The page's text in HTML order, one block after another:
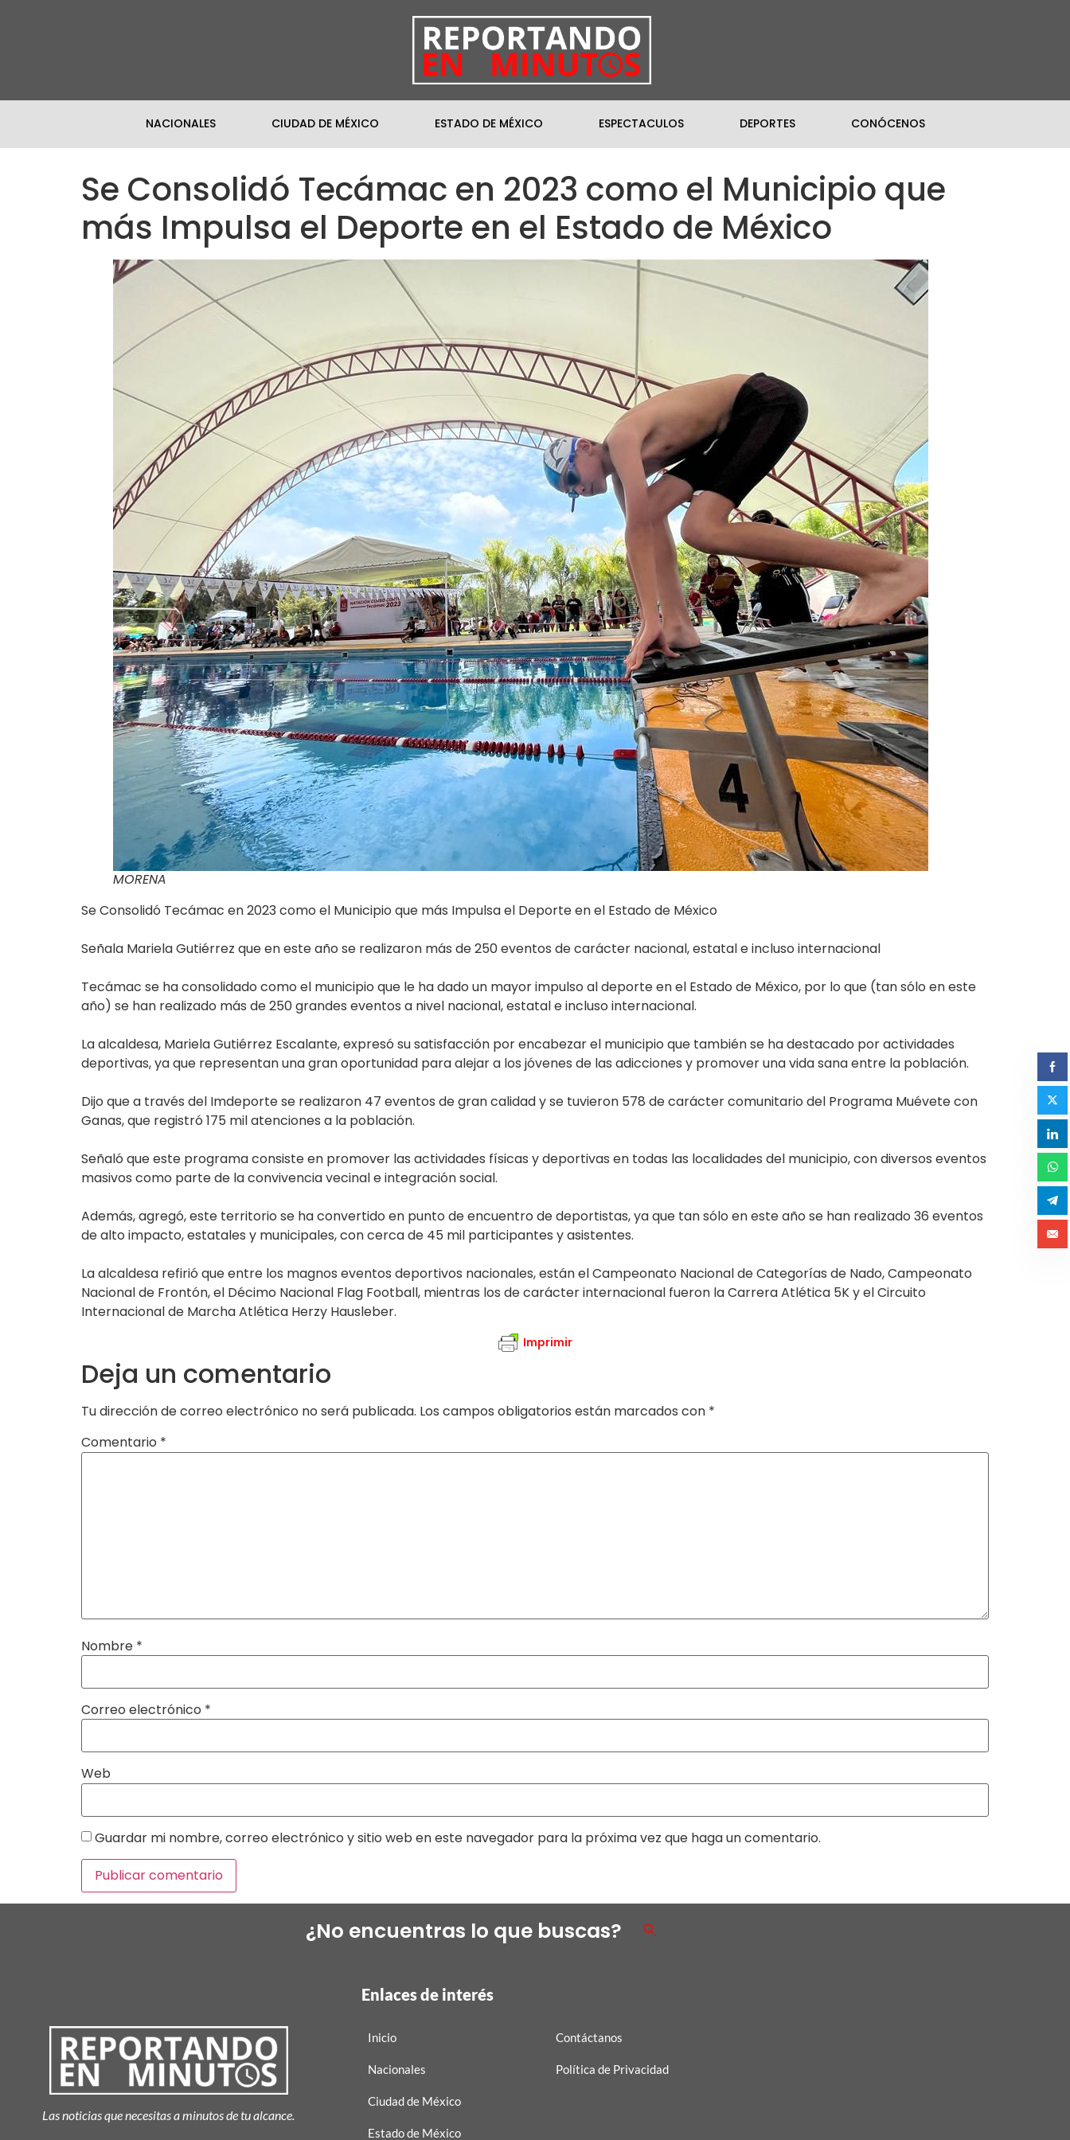
NACIONALES CIUDAD DE MÉXICO ESTADO DE MÉXICO ESPECTACULOS DEPORTES CONÓCENOS
Se Consolidó Tecámac en 2023 como el Municipio que
más Impulsa el Deporte en el Estado de México
MORENA
Se Consolidó Tecámac en 2023 como el Municipio que más Impulsa el Deporte en el Estado de México
Señala Mariela Gutiérrez que en este año se realizaron más de 250 eventos de carácter nacional, estatal e incluso internacional
Tecámac se ha consolidado como el municipio que le ha dado un mayor impulso al deporte en el Estado de México, por lo que (tan sólo en este
año) se han realizado más de 250 grandes eventos a nivel nacional, estatal e incluso internacional.
La alcaldesa, Mariela Gutiérrez Escalante, expresó su satisfacción por encabezar el municipio que también se ha destacado por actividades
deportivas, ya que representan una gran oportunidad para alejar a los jóvenes de las adicciones y promover una vida sana entre la población.
Dijo que a través del Imdeporte se realizaron 47 eventos de gran calidad y se tuvieron 578 de carácter comunitario del Programa Muévete con
Ganas, que registró 175 mil atenciones a la población.
Señaló que este programa consiste en promover las actividades físicas y deportivas en todas las localidades del municipio, con diversos eventos
masivos como parte de la convivencia vecinal e integración social.
Además, agregó, este territorio se ha convertido en punto de encuentro de deportistas, ya que tan sólo en este año se han realizado 36 eventos
de alto impacto, estatales y municipales, con cerca de 45 mil participantes y asistentes.
La alcaldesa refirió que entre los magnos eventos deportivos nacionales, están el Campeonato Nacional de Categorías de Nado, Campeonato
Nacional de Frontón, el Décimo Nacional Flag Football, mientras los de carácter internacional fueron la Carrera Atlética 5K y el Circuito
Internacional de Marcha Atlética Herzy Hausleber.
Imprimir
Deja un comentario
Tu dirección de correo electrónico no será publicada. Los campos obligatorios están marcados con *
Comentario *
Nombre *
Correo electrónico *
Web
Guardar mi nombre, correo electrónico y sitio web en este navegador para la próxima vez que haga un comentario.
¿No encuentras lo que buscas?
Las noticias que necesitas a minutos de tu alcance.
Enlaces de interés
Inicio
Nacionales
Ciudad de México
Estado de México
Contáctanos
Política de Privacidad